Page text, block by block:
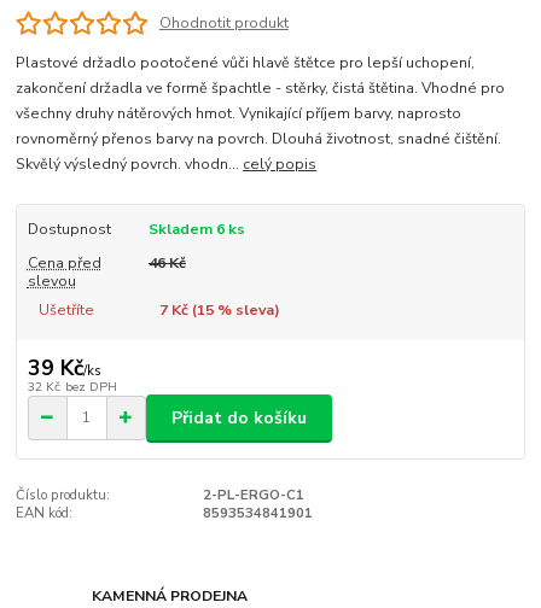
Ohodnotit produkt
Plastové držadlo pootočené vůči hlavě štětce pro lepší uchopení,
zakončení držadla ve formě špachtle - stěrky, čistá štětina. Vhodné pro
všechny druhy nátěrových hmot. Vynikající příjem barvy, naprosto
rovnoměrný přenos barvy na povrch. Dlouhá životnost, snadné čištění.
Skvělý výsledný povrch. vhodn... celý popis
Dostupnost
Skladem 6 ks
Cena před
slevou
46 Kč
Ušetříte 7 Kč (15% sleva)
39 Kč/ks
32 Kč bez DPH
Přidat do košíku
Číslo produktu:
2-PL-ERGO-C1
EAN kód:
8593534841901
KAMENNÁ PRODEJNA